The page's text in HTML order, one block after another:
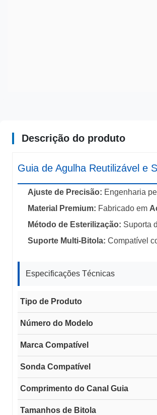
Descrição do produto
Guia de Agulha Reutilizável e
Ajuste de Precisão: Engenharia
Material Premium: Fabricado em
Método de Esterilização: Suporta
Suporte Multi-Bitola: Compatível
Especificações Técnicas
Tipo de Produto
Número do Modelo
Marca Compatível
Sonda Compatível
Comprimento do Canal Guia
Tamanhos de Bitola